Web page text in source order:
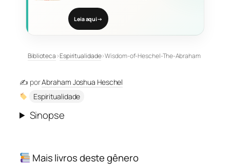
Leia aqui→
Biblioteca›Espiritualidade›Wisdom-of-Heschel-The-Abraham
✍️ porAbraham Joshua Heschel
Espiritualidade
Sinopse
Mais livros deste gênero